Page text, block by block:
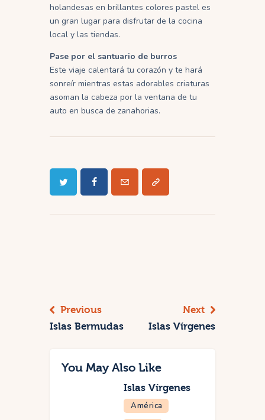
holandesas en brillantes colores pastel es
un gran lugar para disfrutar de la cocina
local y las tiendas.
Pase por el santuario de burros
Este viaje calentará tu corazón y te hará
sonreír mientras estas adorables criaturas
asoman la cabeza por la ventana de tu
auto en busca de zanahorias.
Previous
Islas Bermudas
Next
Islas Vírgenes
You May Also Like
Islas Vírgenes
América